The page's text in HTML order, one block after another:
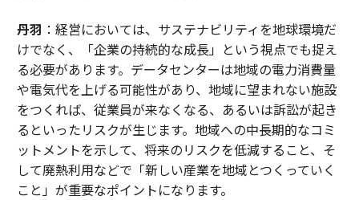
丹羽 ：経営においては、サステナビリティを地球環境だ
けでなく、「企業の持続的な成長」という視点でも捉え
る必要があります。データセンターは地域の電力消費量
や電気代を上げる可能性があり、地域に望まれない施設
をつくれば、従業員が来なくなる、あるいは訴訟が起き
るといったリスクが生じます。地域への中長期的なコミ
ットメントを示して、将来のリスクを低減すること、そ
して廃熱利用などで「新しい産業を地域とつくっていく
こと」が重要なポイントになります。